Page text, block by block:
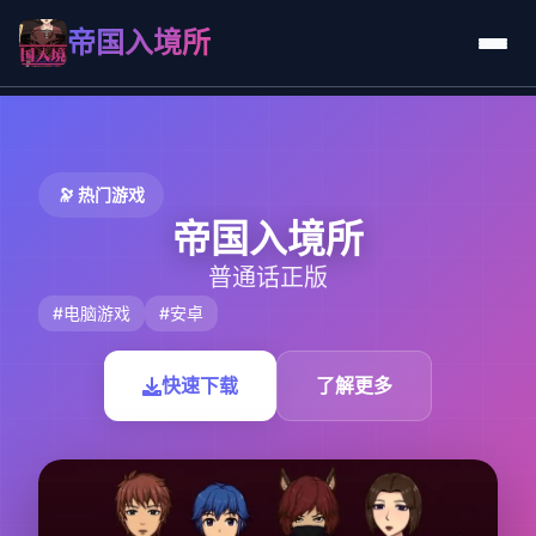
帝国入境所
🔭 热门游戏
帝国入境所
普通话正版
#电脑游戏 #安卓
快速下载 了解更多